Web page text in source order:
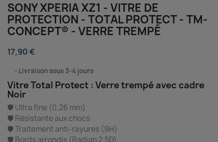
SONY XPERIA XZ1 - VITRE DE
PROTECTION - TOTAL PROTECT - TM-
CONCEPT® - VERRE TREMPÉ
17,90 €
Livraison sous 3-4 jours
Vitre Total Protect : Verre trempé avec cadre
Noir
🛡️ Ultra fine (0,26 mm)
🛡️ Résistante aux chocs
🛡️ Traitement anti-rayures (9H)
🛡️ Bords arrondis (Radian 2,5D)